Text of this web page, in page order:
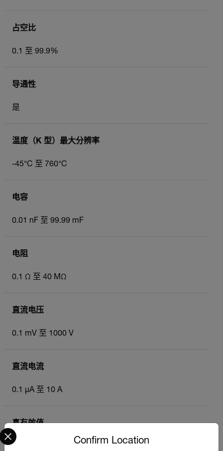
占空比
0.1 至 99.9%
导通性
是
温度（K 型）最大分辨率
-45°C 至 760°C
电容
0.01 nF 至 99.99 mF
电阻
0.1 Ω 至 40 MΩ
直流电压
0.1 mV 至 1000 V
直流电流
0.1 µA 至 10 A
真有效值
Confirm Location
Select your preferred country and language from the